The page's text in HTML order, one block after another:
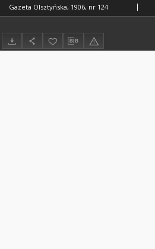
Gazeta Olsztyńska, 1906, nr 124